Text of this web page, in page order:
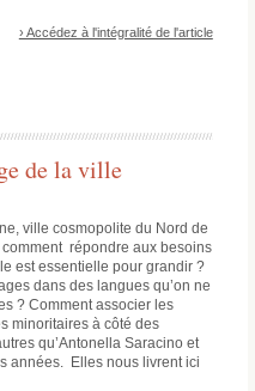
› Accédez à l'intégralité de l'article
de la ville
ville cosmopolite du Nord de
comment répondre aux besoins
est essentielle pour grandir ?
dans des langues qu’on ne
? Comment associer les
minoritaires à côté des
qu’Antonella Saracino et
années. Elles nous livrent ici